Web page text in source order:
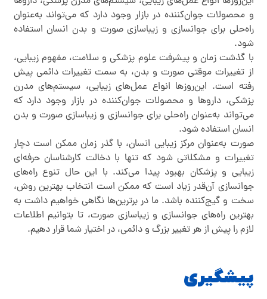
و محصولات جوان‌کننده در بازار وجود دارد که می‌تواند به‌عنوان
راه‌حلی برای جوانسازی و زیباسازی صورت و بدن انسان استفاده
شود.
با گذشت زمان و پیشرفت علوم پزشکی و سلامت، مفهوم زیبایی،
از تغییرات موقتی صورت و بدن، به سمت تغییرات دائمی پیش
رفته است. این‌روز‌ها انواع عمل‌های زیبایی، سیستم‌های مدرن
پزشکی، دارو‌ها و محصولات جوان‌کننده در بازار وجود دارد که
می‌تواند به‌عنوان راه‌حلی برای جوانسازی و زیباسازی صورت و بدن
انسان استفاده شود.
صورت به‌عنوان مرکز زیبایی انسان، با گذر زمان ممکن است دچار
تغییرات و مشکلاتی شود که تنها با دخالت کارشناسان حرفه‌ای
زیبایی و پزشکان بهبود پیدا می‌کند. با این حال تنوع راه‌های
جوانسازی آن‌قدر زیاد است که ممکن است انتخاب بهترین روش،
سخت و گیج‌کننده باشد. ما در برترین‌ها نگاهی خواهیم داشت به
بهترین راه‌های جوانسازی و زیباسازی صورت، تا بتوانیم اطلاعات
لازم را پیش از هر تغییر بزرگ و دائمی، در اختیار شما قرار دهیم.
پیشگیری